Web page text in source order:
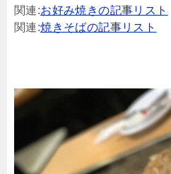
関連:お好み焼きの記事リスト
関連:焼きそばの記事リスト